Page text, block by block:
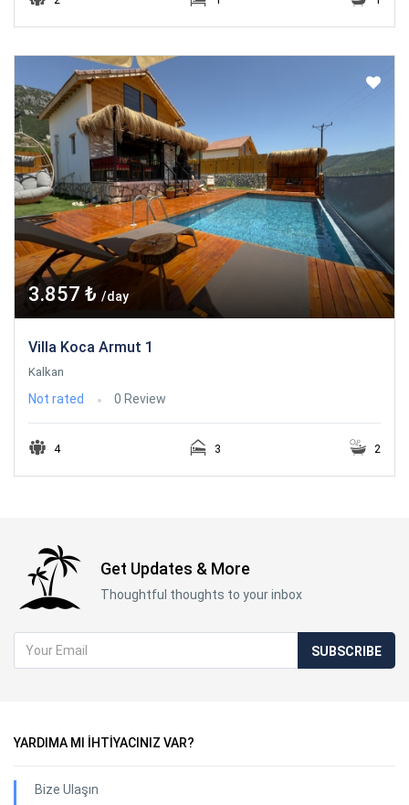
3.857 ₺ /day
Villa Koca Armut 1
Kalkan
Not rated 0 Review
4 3 2
Get Updates & More
Thoughtful thoughts to your inbox
SUBSCRIBE
YARDIMA MI İHTİYACINIZ VAR?
Bize Ulaşın